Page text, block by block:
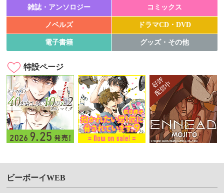
雑誌・アンソロジー コミックス
ノベルズ ドラマCD・DVD
電子書籍 グッズ・その他
特設ページ
ビーボーイWEB